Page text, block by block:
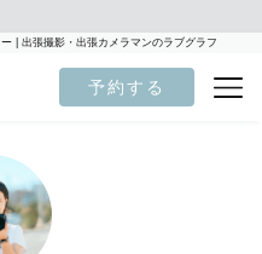
| 出張撮影・出張カメラマンのラブグラフ
予約する